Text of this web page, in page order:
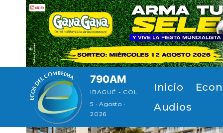
Pasar al contenido principal
790AM
IBAGUÉ - COL
5 · Agosto ·
2026
Navegación
Inicio
Audios